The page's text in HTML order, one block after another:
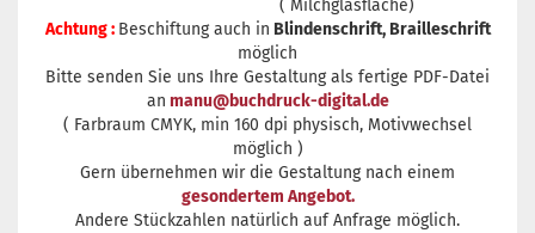
( Milchglasfläche)
Achtung : Beschiftung auch in Blindenschrift, Brailleschrift
möglich
Bitte senden Sie uns Ihre Gestaltung als fertige PDF-Datei
an manu@buchdruck-digital.de
( Farbraum CMYK, min 160 dpi physisch, Motivwechsel
möglich )
Gern übernehmen wir die Gestaltung nach einem
gesondertem Angebot.
Andere Stückzahlen natürlich auf Anfrage möglich.